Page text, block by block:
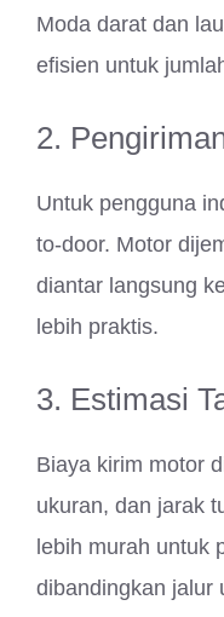
Moda darat dan
efisien untuk
2.
Untuk pengguna
to-door. Motor
diantar langsung
lebih praktis.
3. Estimasi
Biaya kirim motor
ukuran, dan jarak
lebih murah untuk
dibandingkan jalur